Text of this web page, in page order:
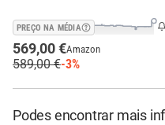
PREÇO NA MÉDIA
569,00 €Amazon
589,00 €-3%
Podes encontrar mais